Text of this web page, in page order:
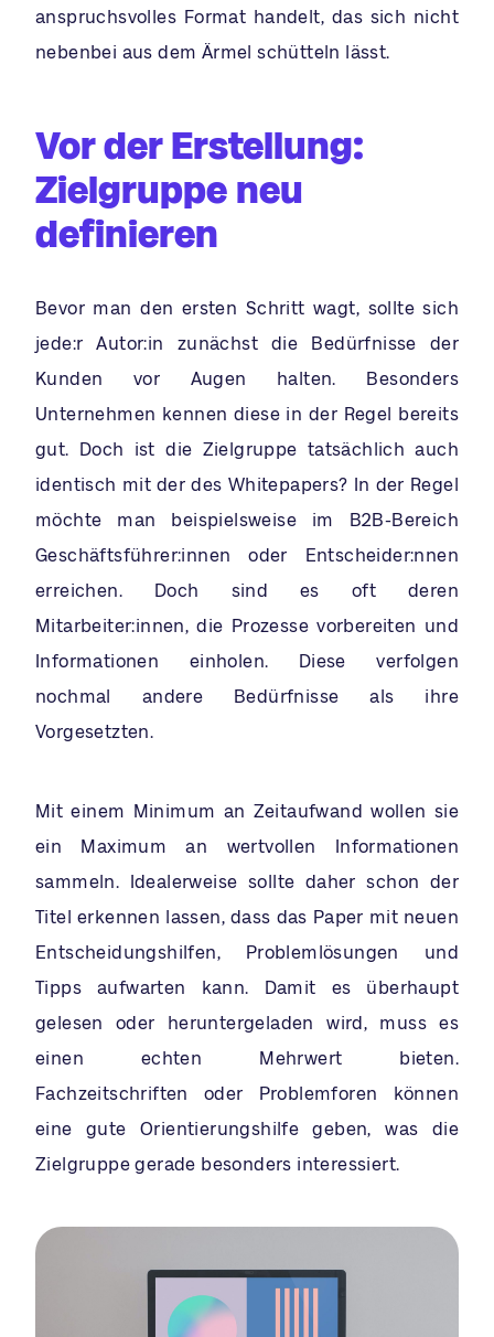
anspruchsvolles Format handelt, das sich nicht
nebenbei aus dem Ärmel schütteln lässt.
Vor der Erstellung:
Zielgruppe neu
definieren
Bevor man den ersten Schritt wagt, sollte sich
jede:r Autor:in zunächst die Bedürfnisse der
Kunden vor Augen halten. Besonders
Unternehmen kennen diese in der Regel bereits
gut. Doch ist die Zielgruppe tatsächlich auch
identisch mit der des Whitepapers? In der Regel
möchte man beispielsweise im B2B-Bereich
Geschäftsführer:innen oder Entscheider:nnen
erreichen. Doch sind es oft deren
Mitarbeiter:innen, die Prozesse vorbereiten und
Informationen einholen. Diese verfolgen
nochmal andere Bedürfnisse als ihre
Vorgesetzten.
Mit einem Minimum an Zeitaufwand wollen sie
ein Maximum an wertvollen Informationen
sammeln. Idealerweise sollte daher schon der
Titel erkennen lassen, dass das Paper mit neuen
Entscheidungshilfen, Problemlösungen und
Tipps aufwarten kann. Damit es überhaupt
gelesen oder heruntergeladen wird, muss es
einen echten Mehrwert bieten.
Fachzeitschriften oder Problemforen können
eine gute Orientierungshilfe geben, was die
Zielgruppe gerade besonders interessiert.